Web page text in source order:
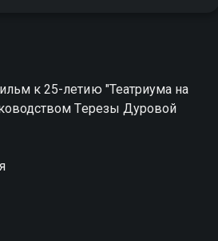
к 25-летию "Театриума на
Терезы Дуровой